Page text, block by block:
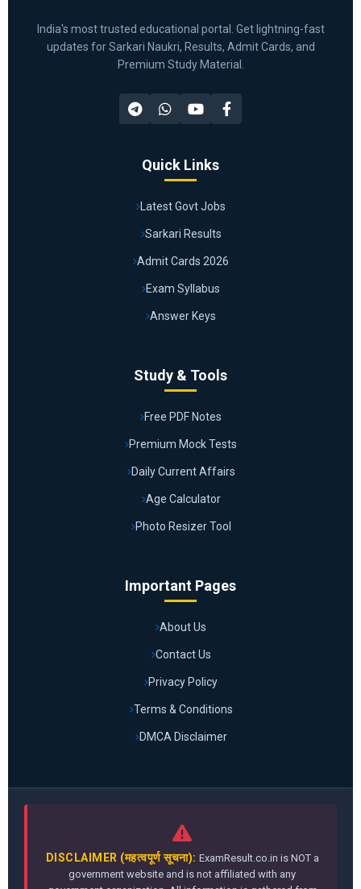
India's most trusted educational portal. Get lightning-fast
updates for Sarkari Naukri, Results, Admit Cards, and
Premium Study Material.
Quick Links
Latest Govt Jobs
Sarkari Results
Admit Cards 2026
Exam Syllabus
Answer Keys
Study & Tools
Free PDF Notes
Premium Mock Tests
Daily Current Affairs
Age Calculator
Photo Resizer Tool
Important Pages
About Us
Contact Us
Privacy Policy
Terms & Conditions
DMCA Disclaimer
DISCLAIMER (महत्वपूर्ण सूचना): ExamResult.co.in is NOT a
government website and is not affiliated with any